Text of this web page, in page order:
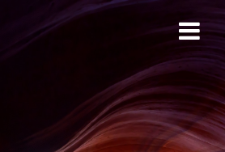
Przejdź
do